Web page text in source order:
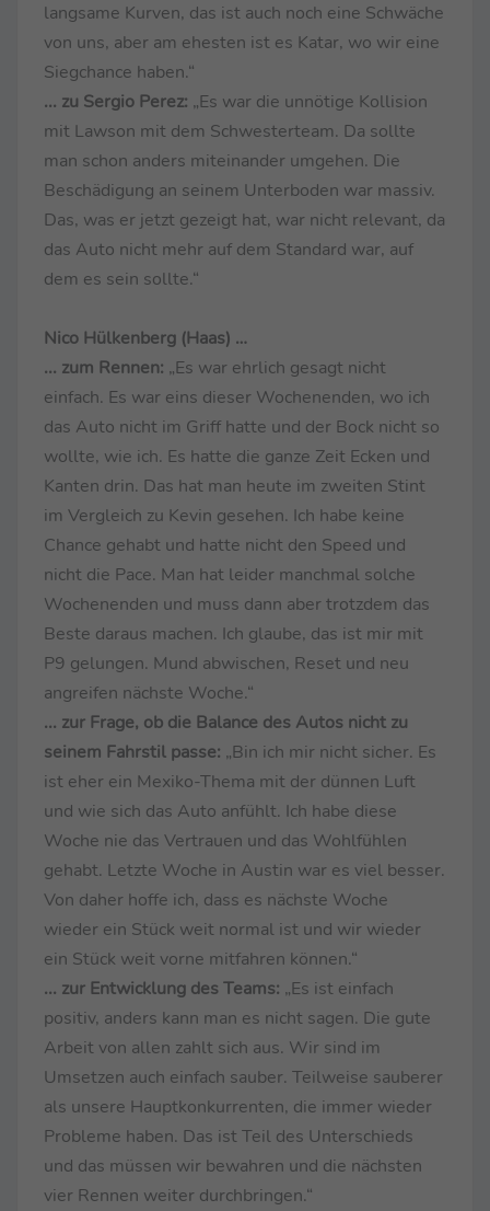
langsame Kurven, das ist auch noch eine Schwäche
von uns, aber am ehesten ist es Katar, wo wir eine
Siegchance haben.“
... zu Sergio Perez: „Es war die unnötige Kollision
mit Lawson mit dem Schwesterteam. Da sollte
man schon anders miteinander umgehen. Die
Beschädigung an seinem Unterboden war massiv.
Das, was er jetzt gezeigt hat, war nicht relevant, da
das Auto nicht mehr auf dem Standard war, auf
dem es sein sollte.“
Nico Hülkenberg (Haas) …
... zum Rennen: „Es war ehrlich gesagt nicht
einfach. Es war eins dieser Wochenenden, wo ich
das Auto nicht im Griff hatte und der Bock nicht so
wollte, wie ich. Es hatte die ganze Zeit Ecken und
Kanten drin. Das hat man heute im zweiten Stint
im Vergleich zu Kevin gesehen. Ich habe keine
Chance gehabt und hatte nicht den Speed und
nicht die Pace. Man hat leider manchmal solche
Wochenenden und muss dann aber trotzdem das
Beste daraus machen. Ich glaube, das ist mir mit
P9 gelungen. Mund abwischen, Reset und neu
angreifen nächste Woche.“
... zur Frage, ob die Balance des Autos nicht zu
seinem Fahrstil passe: „Bin ich mir nicht sicher. Es
ist eher ein Mexiko-Thema mit der dünnen Luft
und wie sich das Auto anfühlt. Ich habe diese
Woche nie das Vertrauen und das Wohlfühlen
gehabt. Letzte Woche in Austin war es viel besser.
Von daher hoffe ich, dass es nächste Woche
wieder ein Stück weit normal ist und wir wieder
ein Stück weit vorne mitfahren können.“
... zur Entwicklung des Teams: „Es ist einfach
positiv, anders kann man es nicht sagen. Die gute
Arbeit von allen zahlt sich aus. Wir sind im
Umsetzen auch einfach sauber. Teilweise sauberer
als unsere Hauptkonkurrenten, die immer wieder
Probleme haben. Das ist Teil des Unterschieds
und das müssen wir bewahren und die nächsten
vier Rennen weiter durchbringen.“